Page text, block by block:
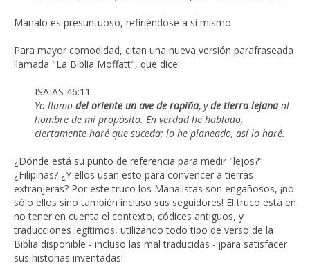
Manalo es presuntuoso, refiriéndose a sí mismo.
Para mayor comodidad, citan una nueva versión parafraseada
llamada "La Biblia Moffatt", que dice:
ISAIAS 46:11
Yo llamo del oriente un ave de rapiña, yde tierra lejana al
hombre de mi propósito. En verdad he hablado,
ciertamente haré que suceda; lo he planeado, así lo haré.
¿Dónde está su punto de referencia para medir "lejos?"
¿Filipinas? ¿Y ellos usan esto para convencer a tierras
extranjeras? Por este truco los Manalistas son engañosos, ¡no
sólo ellos sino también incluso sus seguidores! El truco está en
no tener en cuenta el contexto, códices antiguos, y
traducciones legítimos, utilizando todo tipo de verso de la
Biblia disponible - incluso las mal traducidas - ¡para satisfacer
sus historias inventadas!